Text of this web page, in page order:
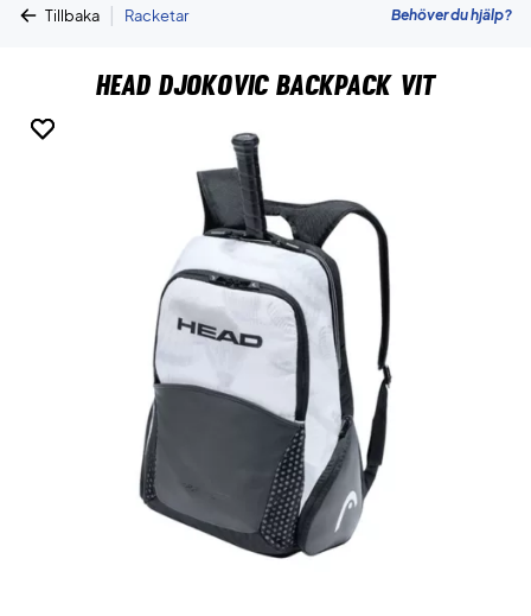
Tillbaka | Racketar Behöver du hjälp?
Head Djokovic Backpack Vit